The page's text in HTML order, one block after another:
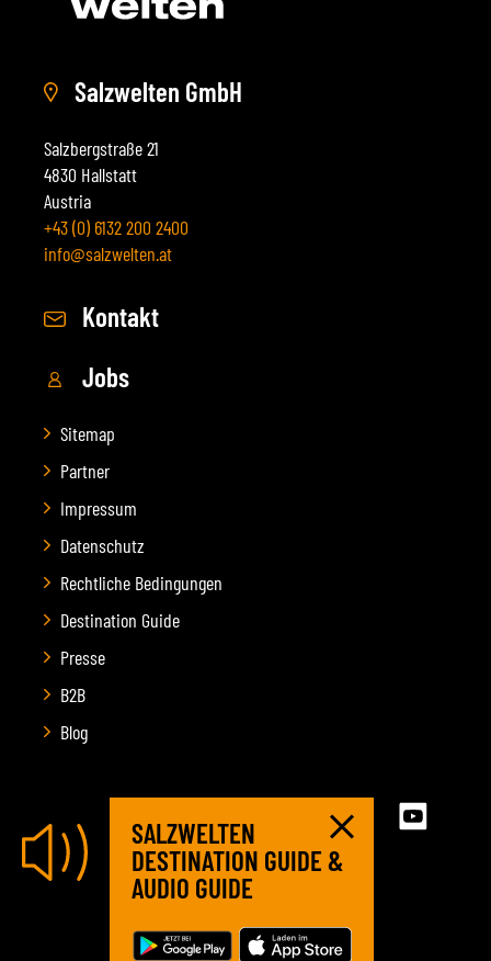
Salzwelten GmbH
Salzbergstraße 21
4830 Hallstatt
Austria
+43 (0) 6132 200 2400
info@salzwelten.at
Kontakt
Jobs
Sitemap
Partner
Impressum
Datenschutz
Rechtliche Bedingungen
Destination Guide
Presse
B2B
Blog
SALZWELTEN
DESTINATION GUIDE &
AUDIO GUIDE